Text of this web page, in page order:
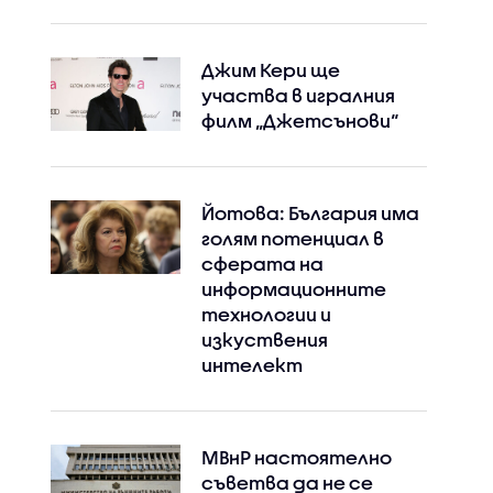
Джим Кери ще
участва в игралния
филм „Джетсънови“
Йотова: България има
голям потенциал в
сферата на
информационните
технологии и
изкуствения
интелект
МВнР настоятелно
съветва да не се